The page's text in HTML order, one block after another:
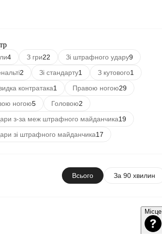
4 З гри22 Зі штрафного удару9
2 Зі стандарту1 З кутового1
контратака1 Правою ногою29
ногою5 Головою2
з-за меж штрафного майданчика19
зі штрафного майданчика17
Всього За 90 хвилин
Місце